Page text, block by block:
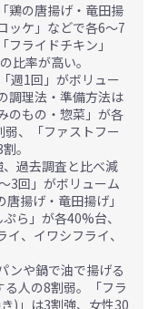
鶏の唐揚げ・竜田揚
ッケ」などで各6～7
ライドチキン」
比率が高い。
週1回」がボリュー
調理法・準備方法は
のもの・惣菜」が各
、「ファストフー
。
過去調査と比べ減
3回」がボリューム
揚げ・竜田揚げ」
ら」が各40%台、
イ、イワシフライ、
ンや鍋で油で揚げる
人の8割弱。「フラ
)」は3割強、女性30